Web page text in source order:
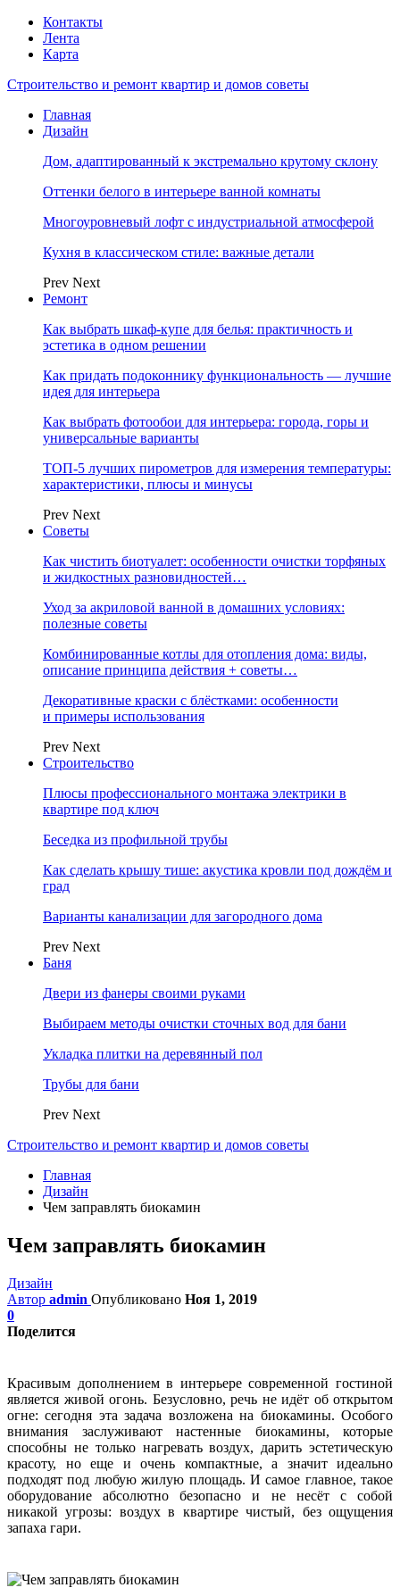
Контакты
Лента
Карта
Строительство и ремонт квартир и домов советы
Главная
Дизайн
Дом, адаптированный к экстремально крутому склону
Оттенки белого в интерьере ванной комнаты
Многоуровневый лофт с индустриальной атмосферой
Кухня в классическом стиле: важные детали
Prev Next
Ремонт
Как выбрать шкаф-купе для белья: практичность и
эстетика в одном решении
Как придать подоконнику функциональность — лучшие
идея для интерьера
Как выбрать фотообои для интерьера: города, горы и
универсальные варианты
ТОП-5 лучших пирометров для измерения температуры:
характеристики, плюсы и минусы
Prev Next
Советы
Как чистить биотуалет: особенности очистки торфяных
и жидкостных разновидностей…
Уход за акриловой ванной в домашних условиях:
полезные советы
Комбинированные котлы для отопления дома: виды,
описание принципа действия + советы…
Декоративные краски с блёстками: особенности
и примеры использования
Prev Next
Строительство
Плюсы профессионального монтажа электрики в
квартире под ключ
Беседка из профильной трубы
Как сделать крышу тише: акустика кровли под дождём и
град
Варианты канализации для загородного дома
Prev Next
Баня
Двери из фанеры своими руками
Выбираем методы очистки сточных вод для бани
Укладка плитки на деревянный пол
Трубы для бани
Prev Next
Строительство и ремонт квартир и домов советы
Главная
Дизайн
Чем заправлять биокамин
Чем заправлять биокамин
Дизайн
Автор admin Опубликовано Ноя 1, 2019
0
Поделится
Красивым дополнением в интерьере современной гостиной
является живой огонь. Безусловно, речь не идёт об открытом
огне: сегодня эта задача возложена на биокамины. Особого
внимания заслуживают настенные биокамины, которые
способны не только нагревать воздух, дарить эстетическую
красоту, но еще и очень компактные, а значит идеально
подходят под любую жилую площадь. И самое главное, такое
оборудование абсолютно безопасно и не несёт с собой
никакой угрозы: воздух в квартире чистый, без ощущения
запаха гари.